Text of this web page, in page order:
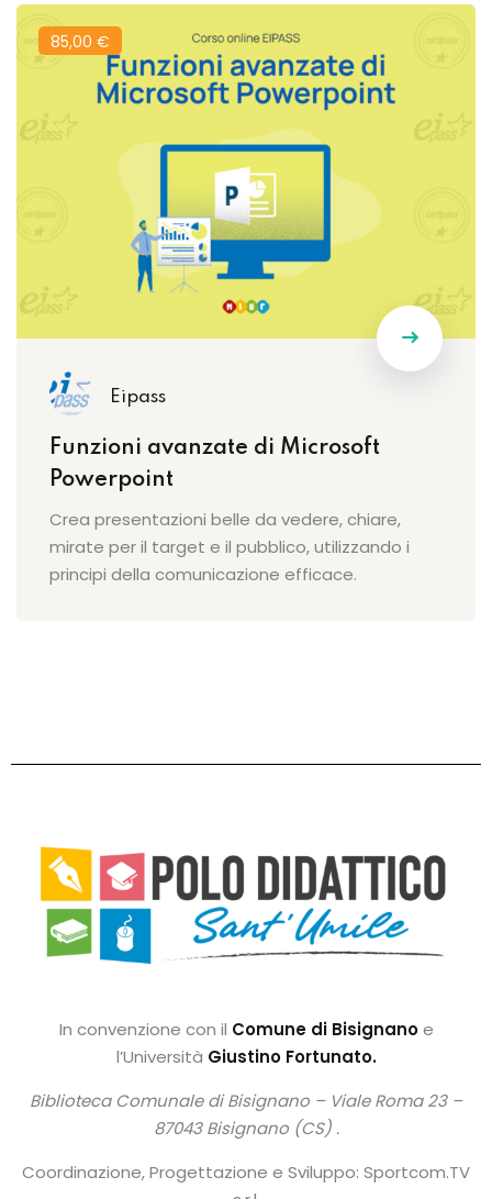
85,00 €
Eipass
Funzioni avanzate di Microsoft
Powerpoint
Crea presentazioni belle da vedere, chiare,
mirate per il target e il pubblico, utilizzando i
principi della comunicazione efficace.
In convenzione con il Comune di Bisignanoe
l’Università Giustino Fortunato.
Biblioteca Comunale di Bisignano – Viale Roma 23 –
87043 Bisignano (CS) .
Coordinazione, Progettazione e Sviluppo: Sportcom.TV